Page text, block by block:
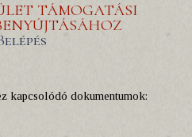
TÁMOGATÁSI
kapcsolódó dokumentumok: